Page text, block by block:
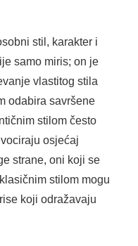
stil, karakter i
samo miris; on je
vlastitog stila
odabira savršene
stilom često
osjećaj
strane, oni koji se
stilom mogu
koji odražavaju